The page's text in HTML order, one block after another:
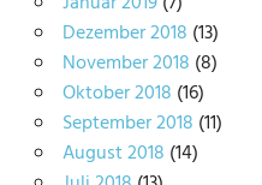
Dezember 2018 (13)
November 2018 (8)
Oktober 2018 (16)
September 2018 (11)
August 2018 (14)